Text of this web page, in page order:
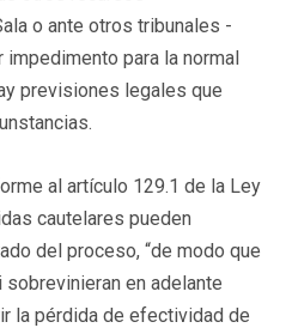
o ante otros tribunales ­-
impedimento para la normal
previsiones legales que
al artículo 129.1 de la Ley
cautelares pueden
del proceso, “de modo que
en adelante
la pérdida de efectividad de